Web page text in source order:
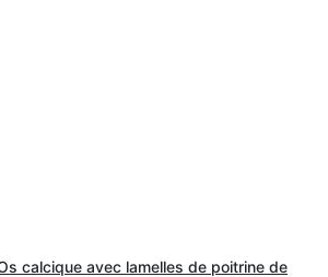
calcique avec lamelles de poitrine de